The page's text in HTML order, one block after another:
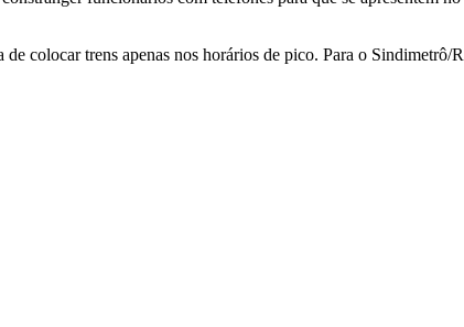
colocar trens apenas nos horários de pico. Para o Sindimetrô/